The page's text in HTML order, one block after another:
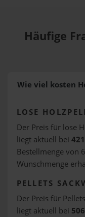
Häufige
Wie viel kosten
LOSE
Der Preis für lose
liegt aktuell bei
Bestellmenge von
Wunschmenge
PELLETS
Der Preis für
liegt aktuell bei